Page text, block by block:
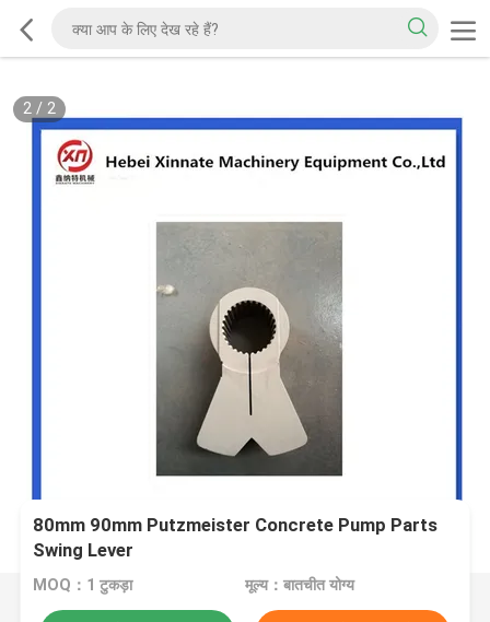
2/ 2
80mm 90mm Putzmeister Concrete Pump Parts
Swing Lever
MOQ：1 टुकड़ा मूल्य：बातचीत योग्य